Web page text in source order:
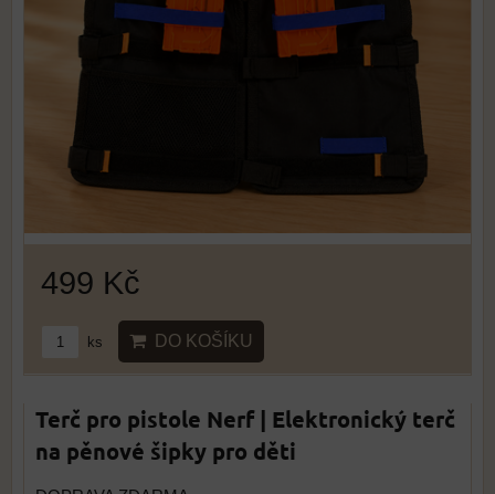
499 Kč
ks DO KOŠÍKU
Terč pro pistole Nerf | Elektronický terč
na pěnové šipky pro děti